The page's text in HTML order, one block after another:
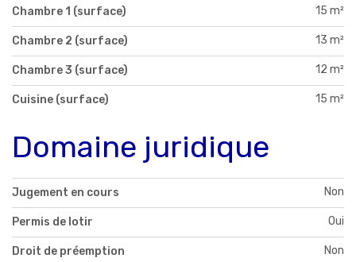
Chambre 1 (surface) 15 m²
Chambre 2 (surface) 13 m²
Chambre 3 (surface) 12 m²
Cuisine (surface) 15 m²
Domaine juridique
Jugement en cours Non
Permis de lotir Oui
Droit de préemption Non